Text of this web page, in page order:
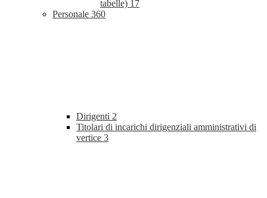
tabelle) 17
Personale 360
Dirigenti 2
Titolari di incarichi dirigenziali amministrativi di
vertice 3